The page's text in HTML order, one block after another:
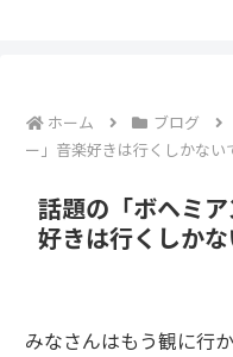
ホーム ブログ
ー」音楽好きは行くしかな
話題の「ボヘミ
好きは行くしか
みなさんはもう観に行